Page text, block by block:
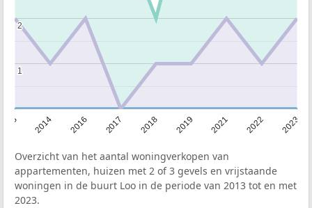
2014 2016 2017 2018 2019 2021 2022 2023
1
1
2
2
Overzicht van het aantal woningverkopen van
appartementen, huizen met 2 of 3 gevels en vrijstaande
woningen in de buurt Loo in de periode van 2013 tot en met
2023.